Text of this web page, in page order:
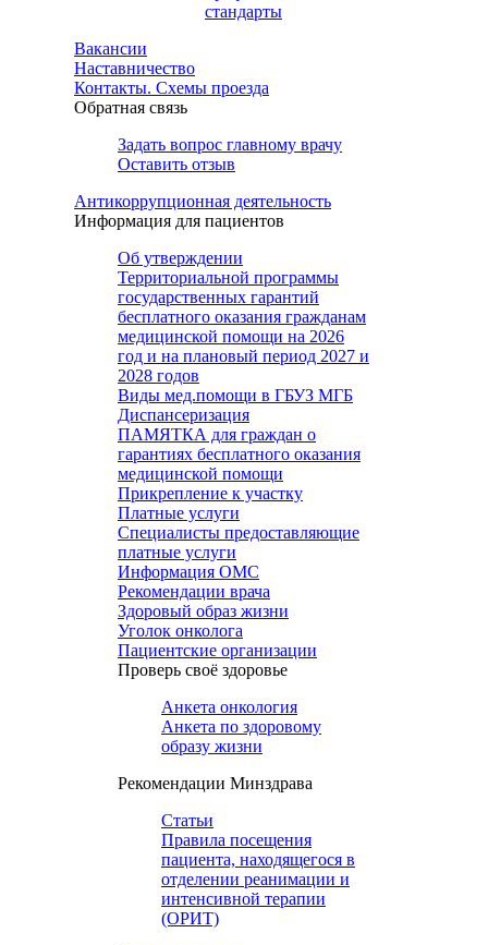
стандарты
Вакансии
Наставничество
Контакты. Схемы проезда
Обратная связь
Задать вопрос главному врачу
Оставить отзыв
Антикоррупционная деятельность
Информация для пациентов
Об утверждении
Территориальной программы
государственных гарантий
бесплатного оказания гражданам
медицинской помощи на 2026
год и на плановый период 2027 и
2028 годов
Виды мед.помощи в ГБУЗ МГБ
Диспансеризация
ПАМЯТКА для граждан о
гарантиях бесплатного оказания
медицинской помощи
Прикрепление к участку
Платные услуги
Специалисты предоставляющие
платные услуги
Информация ОМС
Рекомендации врача
Здоровый образ жизни
Уголок онколога
Пациентские организации
Проверь своё здоровье
Анкета онкология
Анкета по здоровому
образу жизни
Рекомендации Минздрава
Статьи
Правила посещения
пациента, находящегося в
отделении реанимации и
интенсивной терапии
(ОРИТ)